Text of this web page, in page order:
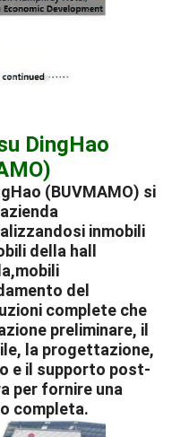
DingHao
(BUVMAMO) si
inmobili
della hall
,mobili
del
complete che
preliminare, il
la progettazione,
e il supporto post-
per fornire una
completa.